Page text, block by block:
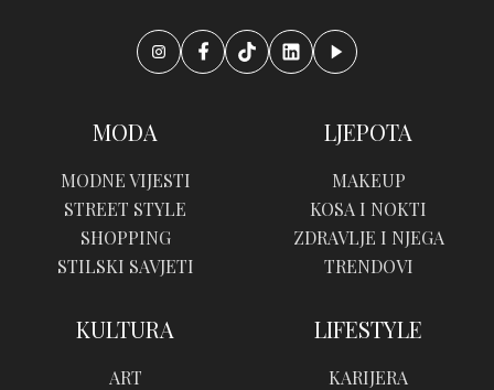
MODA
MODNE VIJESTI
STREET STYLE
SHOPPING
STILSKI SAVJETI
LJEPOTA
MAKEUP
KOSA I NOKTI
ZDRAVLJE I NJEGA
TRENDOVI
KULTURA
ART
LIFESTYLE
KARIJERA